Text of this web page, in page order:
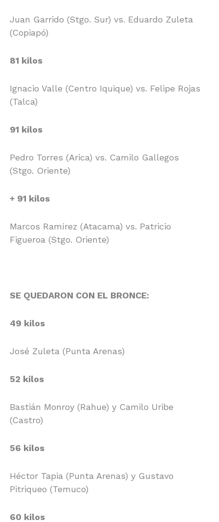
Juan Garrido (Stgo. Sur) vs. Eduardo Zuleta
(Copiapó)
81 kilos
Ignacio Valle (Centro Iquique) vs. Felipe Rojas
(Talca)
91 kilos
Pedro Torres (Arica) vs. Camilo Gallegos
(Stgo. Oriente)
+ 91 kilos
Marcos Ramírez (Atacama) vs. Patricio
Figueroa (Stgo. Oriente)
SE QUEDARON CON EL BRONCE:
49 kilos
José Zuleta (Punta Arenas)
52 kilos
Bastián Monroy (Rahue) y Camilo Uribe
(Castro)
56 kilos
Héctor Tapia (Punta Arenas) y Gustavo
Pitriqueo (Temuco)
60 kilos